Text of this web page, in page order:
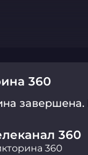
360
завершена.
360
360